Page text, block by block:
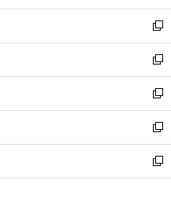
開
く
ウ
で
開
く
ン
ド
ウ
で
開
く
ウ
ィ
ン
ド
ウ
で
開
く
新
し
い
ウ
ィ
ン
ド
ウ
で
開
新
し
い
ウ
ィ
ン
ド
ウ
新
し
い
ウ
ィ
ン
新
し
い
ウ
新
し